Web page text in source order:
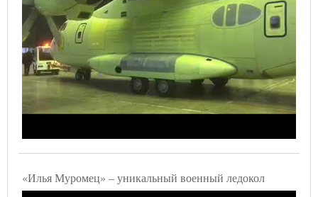
«Илья Муромец» – уникальный военный ледокол